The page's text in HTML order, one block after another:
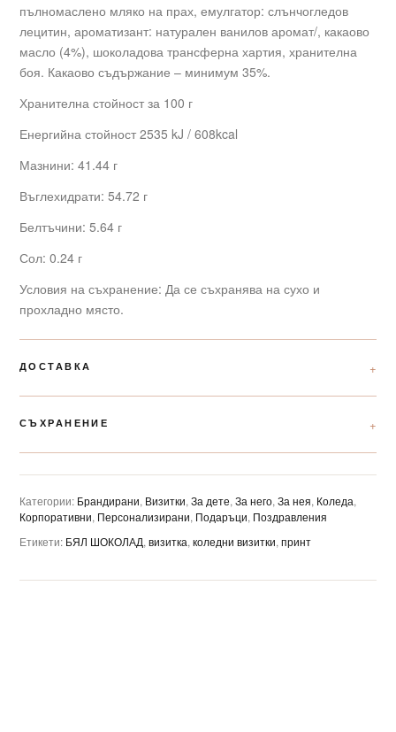
пълномаслено мляко на прах, емулгатор: слънчогледов
лецитин, ароматизант: натурален ванилов аромат/, какаово
масло (4%), шоколадова трансферна хартия, хранителна
боя. Какаово съдържание – минимум 35%.
Хранителна стойност за 100 г
Енергийна стойност 2535 kJ / 608kcal
Мазнини: 41.44 г
Въглехидрати: 54.72 г
Белтъчини: 5.64 г
Сол: 0.24 г
Условия на съхранение: Да се съхранява на сухо и
прохладно място.
ДОСТАВКА
СЪХРАНЕНИЕ
Категории: Брандирани, Визитки, За дете, За него, За нея, Коледа,
Корпоративни, Персонализирани, Подаръци, Поздравления
Етикети: БЯЛ ШОКОЛАД, визитка, коледни визитки, принт